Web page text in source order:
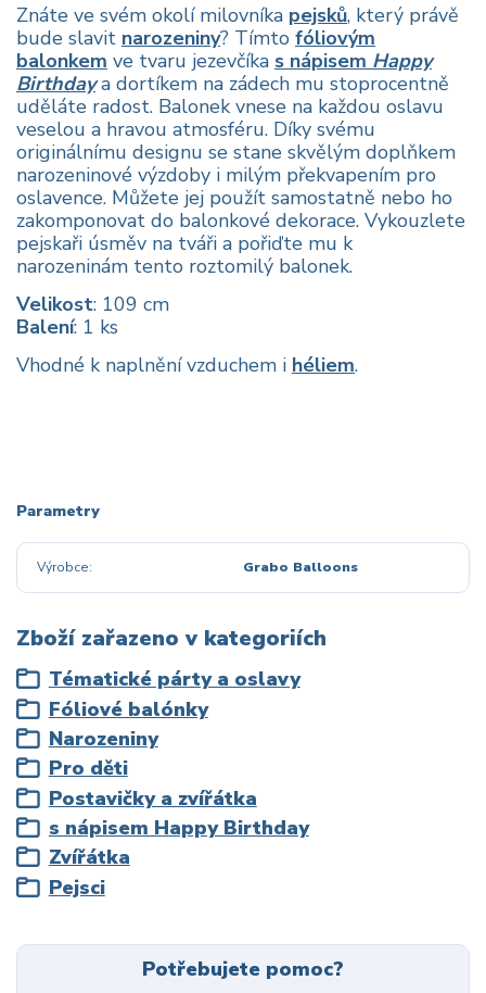
Znáte ve svém okolí milovníka pejsků, který právě
bude slavit narozeniny? Tímto fóliovým
balonkem ve tvaru jezevčíka s nápisem Happy
Birthdaya dortíkem na zádech mu stoprocentně
uděláte radost. Balonek vnese na každou oslavu
veselou a hravou atmosféru. Díky svému
originálnímu designu se stane skvělým doplňkem
narozeninové výzdoby i milým překvapením pro
oslavence. Můžete jej použít samostatně nebo ho
zakomponovat do balonkové dekorace. Vykouzlete
pejskaři úsměv na tváři a pořiďte mu k
narozeninám tento roztomilý balonek.
Velikost: 109 cm
Balení: 1 ks
Vhodné k naplnění vzduchem i héliem.
Parametry
Výrobce Grabo Balloons
Zboží zařazeno v kategoriích
Tématické párty a oslavy
Fóliové balónky
Narozeniny
Pro děti
Postavičky a zvířátka
s nápisem Happy Birthday
Zvířátka
Pejsci
Potřebujete pomoc?